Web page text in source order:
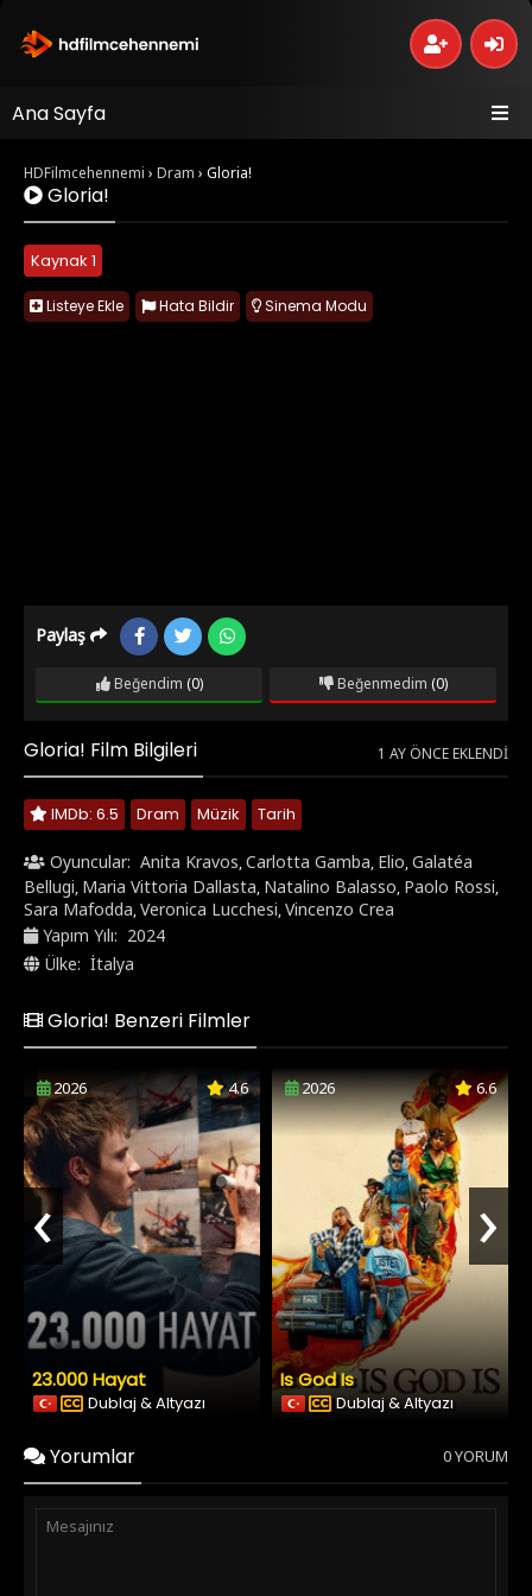
Ana Sayfa
HDFilmcehennemi › Dram › Gloria!
Gloria!
Kaynak 1
Listeye Ekle Hata Bildir Sinema Modu
Paylaş
Beğendim (0) Beğenmedim (0)
Gloria! Film Bilgileri 1 AY ÖNCE EKLENDI
IMDb: 6.5 Dram Müzik Tarih
Oyuncular: Anita Kravos,Carlotta Gamba, Elio,Galatéa
Bellugi, Maria Vittoria Dallasta, Natalino Balasso, Paolo Rossi,
Sara Mafodda,Veronica Lucchesi,Vincenzo Crea
Yapım Yılı: 2024
Ülke: İtalya
Gloria! Benzeri Filmler
2026 4.6
23.000 Hayat
Dublaj & Altyazı
2026 6.6
Is God Is
Dublaj & Altyazı
‹ ›
Yorumlar 0 YORUM